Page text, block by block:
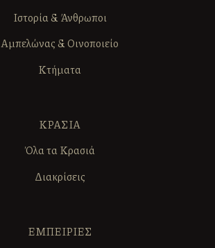
Ιστορία & Άνθρωποι
Αμπελώνας & Οινοποιείο
Κτήματα
ΚΡΑΣΙΑ
Όλα τα Κρασιά
Διακρίσεις
ΕΜΠΕΙΡΙΕΣ